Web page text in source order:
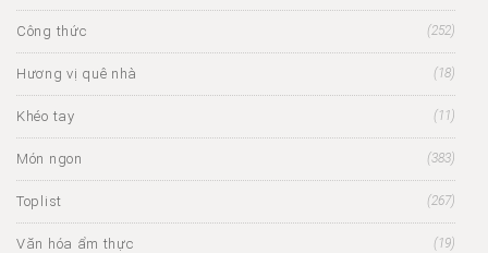
Công thức (252)
Hương vị quê nhà (18)
Khéo tay (11)
Món ngon (383)
Toplist (267)
Văn hóa ẩm thực (19)